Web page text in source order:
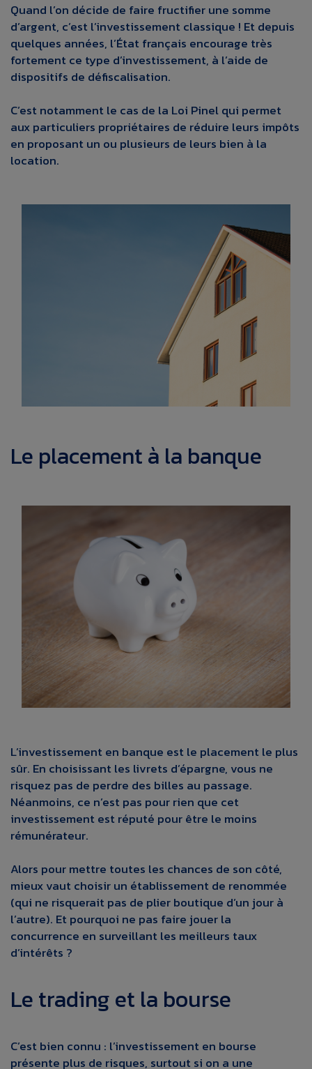
Quand l’on décide de faire fructifier une somme
d’argent, c’est l’investissement classique ! Et depuis
quelques années, l’État français encourage très
fortement ce type d’investissement, à l’aide de
dispositifs de défiscalisation.
C’est notamment le cas de la Loi Pinel qui permet
aux particuliers propriétaires de réduire leurs impôts
en proposant un ou plusieurs de leurs bien à la
location.
Le placement à la banque
L’investissement en banque est le placement le plus
sûr. En choisissant les livrets d’épargne, vous ne
risquez pas de perdre des billes au passage.
Néanmoins, ce n’est pas pour rien que cet
investissement est réputé pour être le moins
rémunérateur.
Alors pour mettre toutes les chances de son côté,
mieux vaut choisir un établissement de renommée
(qui ne risquerait pas de plier boutique d’un jour à
l’autre). Et pourquoi ne pas faire jouer la
concurrence en surveillant les meilleurs taux
d’intérêts ?
Le trading et la bourse
C’est bien connu : l’investissement en bourse
présente plus de risques, surtout si on a une